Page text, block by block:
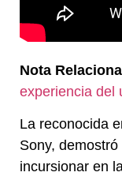
Nota
experiencia del
La reconocida
Sony,
incursionar en